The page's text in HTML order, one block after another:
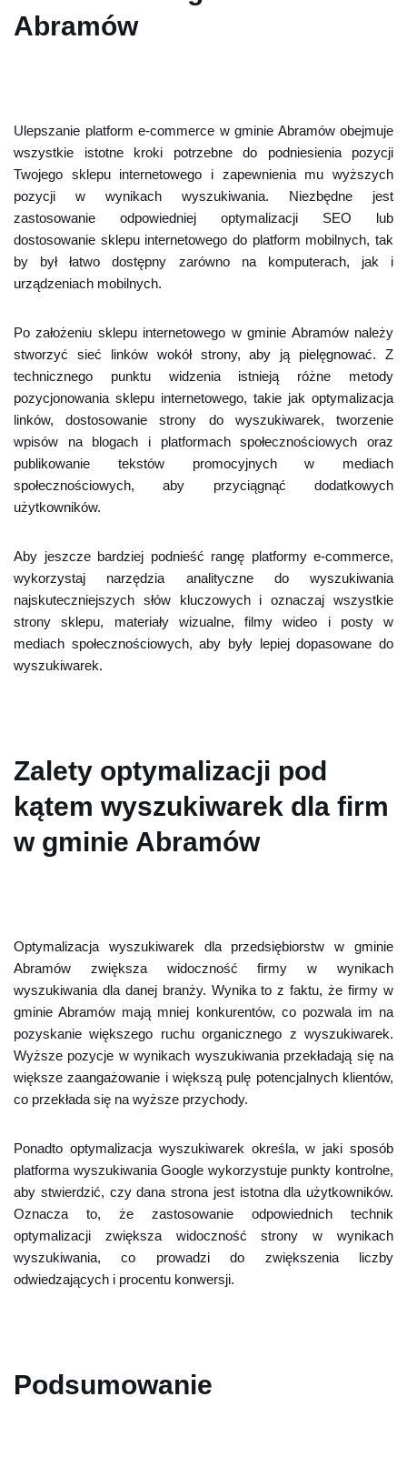
Abramów
Ulepszanie platform e-commerce w gminie Abramów obejmuje
wszystkie istotne kroki potrzebne do podniesienia pozycji
Twojego sklepu internetowego i zapewnienia mu wyższych
pozycji w wynikach wyszukiwania. Niezbędne jest
zastosowanie odpowiedniej optymalizacji SEO lub
dostosowanie sklepu internetowego do platform mobilnych, tak
by był łatwo dostępny zarówno na komputerach, jak i
urządzeniach mobilnych.
Po założeniu sklepu internetowego w gminie Abramów należy
stworzyć sieć linków wokół strony, aby ją pielęgnować. Z
technicznego punktu widzenia istnieją różne metody
pozycjonowania sklepu internetowego, takie jak optymalizacja
linków, dostosowanie strony do wyszukiwarek, tworzenie
wpisów na blogach i platformach społecznościowych oraz
publikowanie tekstów promocyjnych w mediach
społecznościowych, aby przyciągnąć dodatkowych
użytkowników.
Aby jeszcze bardziej podnieść rangę platformy e-commerce,
wykorzystaj narzędzia analityczne do wyszukiwania
najskuteczniejszych słów kluczowych i oznaczaj wszystkie
strony sklepu, materiały wizualne, filmy wideo i posty w
mediach społecznościowych, aby były lepiej dopasowane do
wyszukiwarek.
Zalety optymalizacji pod
kątem wyszukiwarek dla firm
w gminie Abramów
Optymalizacja wyszukiwarek dla przedsiębiorstw w gminie
Abramów zwiększa widoczność firmy w wynikach
wyszukiwania dla danej branży. Wynika to z faktu, że firmy w
gminie Abramów mają mniej konkurentów, co pozwala im na
pozyskanie większego ruchu organicznego z wyszukiwarek.
Wyższe pozycje w wynikach wyszukiwania przekładają się na
większe zaangażowanie i większą pulę potencjalnych klientów,
co przekłada się na wyższe przychody.
Ponadto optymalizacja wyszukiwarek określa, w jaki sposób
platforma wyszukiwania Google wykorzystuje punkty kontrolne,
aby stwierdzić, czy dana strona jest istotna dla użytkowników.
Oznacza to, że zastosowanie odpowiednich technik
optymalizacji zwiększa widoczność strony w wynikach
wyszukiwania, co prowadzi do zwiększenia liczby
odwiedzających i procentu konwersji.
Podsumowanie